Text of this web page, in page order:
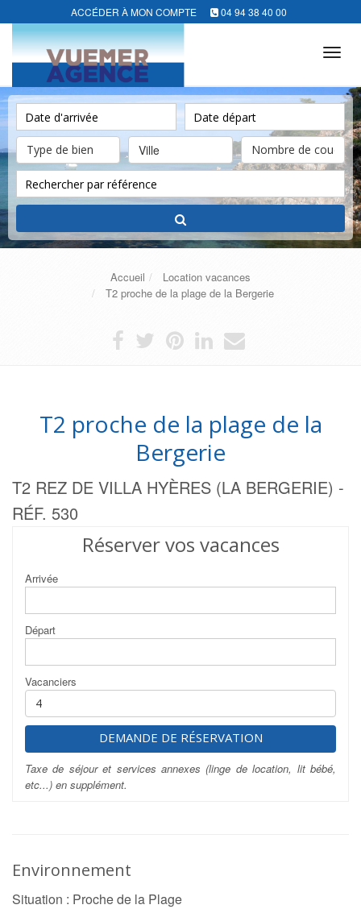
ACCÉDER À MON COMPTE 04 94 38 40 00
Ville
Accueil
Location vacances
T2 proche de la plage de la Bergerie
T2 proche de la plage de la
Bergerie
T2 REZ DE VILLA HYÈRES (LA BERGERIE) -
RÉF. 530
Réserver vos vacances
Arrivée
Départ
Vacanciers
DEMANDE DE RÉSERVATION
Taxe de séjour et services annexes (linge de location, lit bébé,
etc...) en supplément.
Environnement
Situation : Proche de la Plage